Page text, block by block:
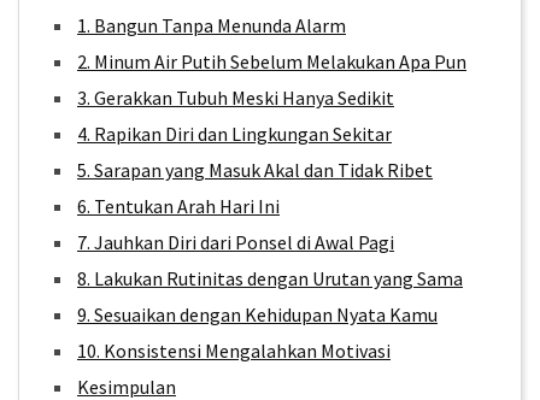
Harian
Dampak
Maksimal!
Menguak
Langkah
1. Bangun Tanpa Menunda Alarm
2. Minum Air Putih Sebelum Melakukan Apa Pun
3. Gerakkan Tubuh Meski Hanya Sedikit
4. Rapikan Diri dan Lingkungan Sekitar
5. Sarapan yang Masuk Akal dan Tidak Ribet
6. Tentukan Arah Hari Ini
7. Jauhkan Diri dari Ponsel di Awal Pagi
8. Lakukan Rutinitas dengan Urutan yang Sama
9. Sesuaikan dengan Kehidupan Nyata Kamu
10. Konsistensi Mengalahkan Motivasi
Kesimpulan